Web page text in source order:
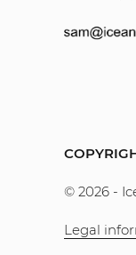
© 2026 -
Legal